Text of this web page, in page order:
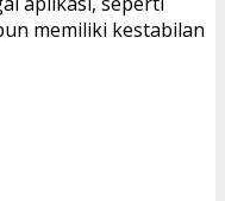
memiliki kestabilan